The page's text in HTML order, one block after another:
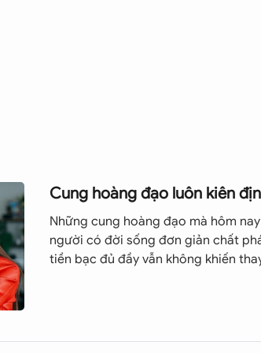
Điều này có nghĩa là họ rất hào phóng
bảo, khi có việc cần, họ luôn chuẩn bị
công:
giàu năng lực sáng tạo. Chính vì thế mà
Cung hoàng đạo luôn kiên
Những cung hoàng đạo mà hôm
người có đời sống đơn giản chất
tiền bạc đủ đầy vẫn không khiến